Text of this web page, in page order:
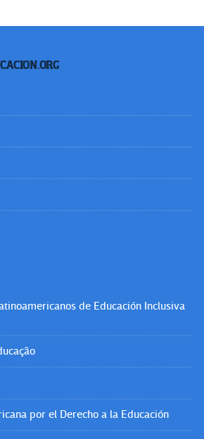
de Educación Inclusiva
por el Derecho a la Educación